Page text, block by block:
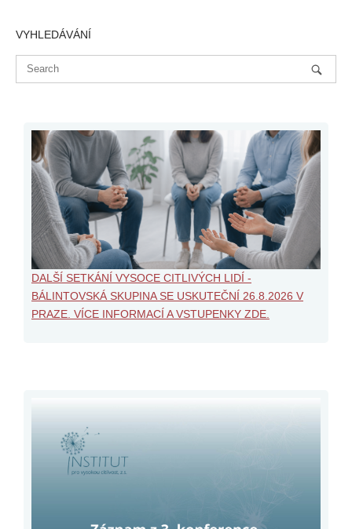
VYHLEDÁVÁNÍ
DALŠÍ SETKÁNÍ VYSOCE CITLIVÝCH LIDÍ -
BÁLINTOVSKÁ SKUPINA SE USKUTEČNÍ 26.8.2026 V
PRAZE. VÍCE INFORMACÍ A VSTUPENKY ZDE.